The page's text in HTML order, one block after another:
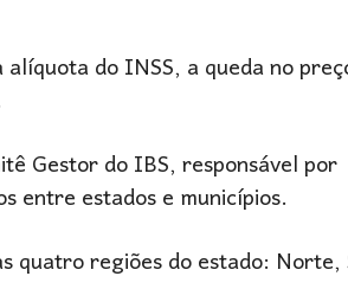
do INSS, a queda no
Gestor do IBS, responsável por
entre estados e municípios.
regiões do estado: Norte,